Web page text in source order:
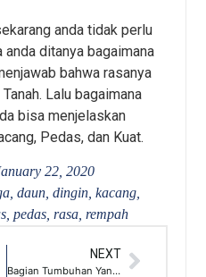
anda tidak perlu
ditanya bagaimana
bahwa rasanya
Lalu bagaimana
bisa menjelaskan
Pedas, dan Kuat.
22, 2020
,daun ,dingin ,kacang
,pedas ,rasa ,rempah
NEXT
Bagian Tumbuhan Yang Dipakai Sebagai Rempah